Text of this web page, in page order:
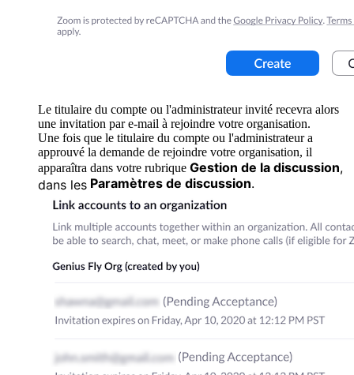
Le titulaire du compte ou l'administrateur invité recevra alors
une invitation par e-mail à rejoindre votre organisation.
Une fois que le titulaire du compte ou l'administrateur a
approuvé la demande de rejoindre votre organisation, il
apparaîtra dans votre rubrique Gestion de la discussion,
dans les Paramètres de discussion.